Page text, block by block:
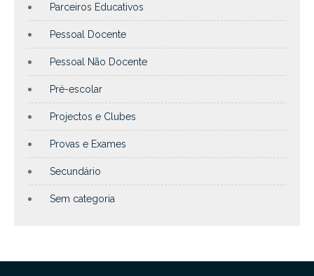
Parceiros Educativos
Pessoal Docente
Pessoal Não Docente
Pré-escolar
Projectos e Clubes
Provas e Exames
Secundário
Sem categoria